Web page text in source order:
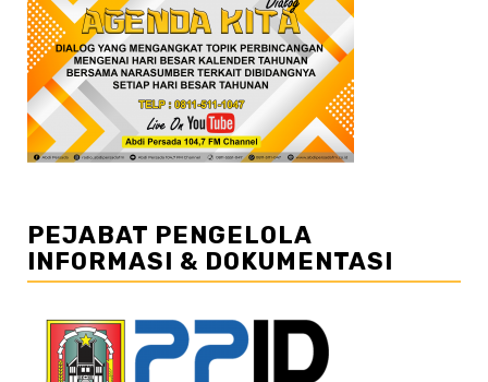
PEJABAT PENGELOLA
INFORMASI & DOKUMENTASI